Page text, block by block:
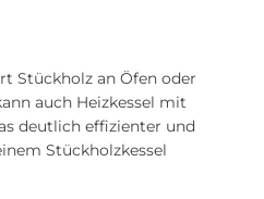
Stückholz an Öfen oder
auch Heizkessel mit
deutlich effizienter und
Stückholzkessel